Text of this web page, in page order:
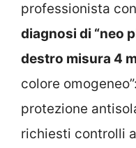
professionista
diagnosi di “neo
destro misura 4
colore
protezione
richiesti controlli